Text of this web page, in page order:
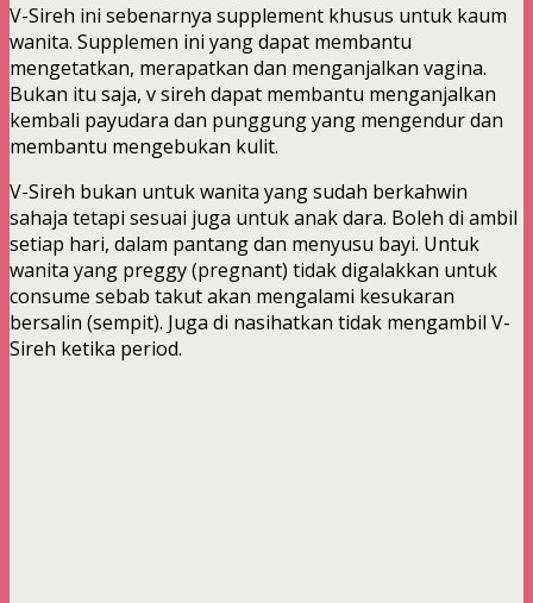
V-Sireh ini sebenarnya supplement khusus untuk kaum
wanita. Supplemen ini yang dapat membantu
mengetatkan, merapatkan dan menganjalkan vagina.
Bukan itu saja, v sireh dapat membantu menganjalkan
kembali payudara dan punggung yang mengendur dan
membantu mengebukan kulit.
V-Sireh bukan untuk wanita yang sudah berkahwin
sahaja tetapi sesuai juga untuk anak dara. Boleh di ambil
setiap hari, dalam pantang dan menyusu bayi. Untuk
wanita yang preggy (pregnant) tidak digalakkan untuk
consume sebab takut akan mengalami kesukaran
bersalin (sempit). Juga di nasihatkan tidak mengambil V-
Sireh ketika period.